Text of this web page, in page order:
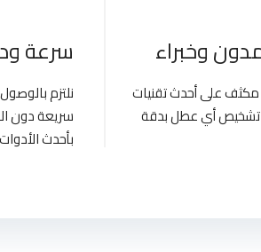
وخبراء
مكثف على أحدث تقنيات
تشخيص أي عطل بدقة
سرعة
نلتزم
سريعة دون
بأحدث